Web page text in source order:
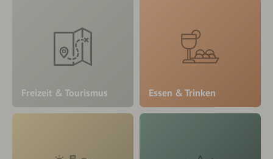
Freizeit & Tourismus Essen & Trinken